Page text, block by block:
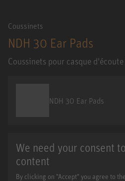
Coussinets
NDH 30 Ear Pads
Coussinets pour casque
NDH 30 Ear Pads
We need your consent
content
By clicking on "Accept" you agree to